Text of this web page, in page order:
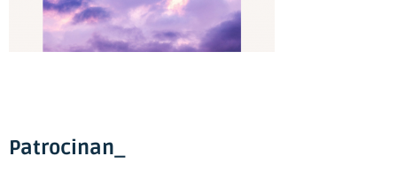
Patrocinan_